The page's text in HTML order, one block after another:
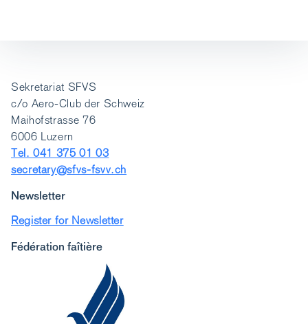
Sekretariat SFVS
c/o Aero-Club der Schweiz
Maihofstrasse 76
6006 Luzern
Tel. 041 375 01 03
secretary@sfvs-fsvv.ch
Newsletter
Register for Newsletter
Fédération faîtière